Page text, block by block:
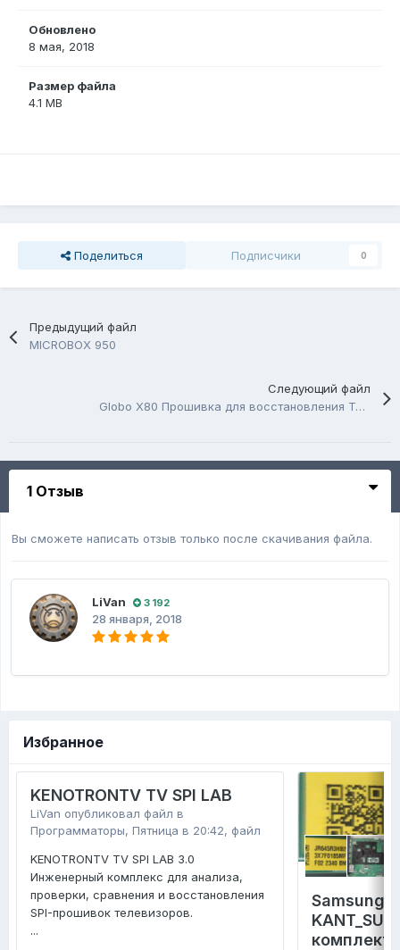
Обновлено
8 мая, 2018
Размер файла
4.1 MB
Поделиться Подписчики 0
Предыдущий файл
MICROBOX 950
Следующий файл
Globo X80 Прошивка для восстановления Телекарта Х80
1 Отзыв
Вы сможете написать отзыв только после скачивания файла.
LiVan 3 192
28 января, 2018
Избранное
KENOTRONTV TV SPI LAB
LiVan опубликовал файл в
Программаторы, Пятница в 20:42, файл
KENOTRONTV TV SPI LAB 3.0
Инженерный комплекс для анализа,
проверки, сравнения и восстановления
SPI-прошивок телевизоров.
...
Samsung
комплект